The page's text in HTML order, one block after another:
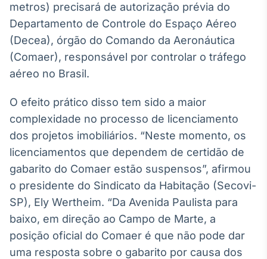
Broadcast
Wallboard
Broadcast
Curadoria
Curadoria de
conteúdos
noticiosos
Soluções de
Tecnologia
Broadcast
Radar
Monitoramento
metros) precisará de autorização prévia do
Departamento de Controle do Espaço Aéreo
(Decea), órgão do Comando da Aeronáutica
(Comaer), responsável por controlar o tráfego
aéreo no Brasil.
O efeito prático disso tem sido a maior
complexidade no processo de licenciamento
dos projetos imobiliários. “Neste momento, os
licenciamentos que dependem de certidão de
gabarito do Comaer estão suspensos”, afirmou
o presidente do Sindicato da Habitação (Secovi-
SP), Ely Wertheim. “Da Avenida Paulista para
baixo, em direção ao Campo de Marte, a
posição oficial do Comaer é que não pode dar
uma resposta sobre o gabarito por causa dos